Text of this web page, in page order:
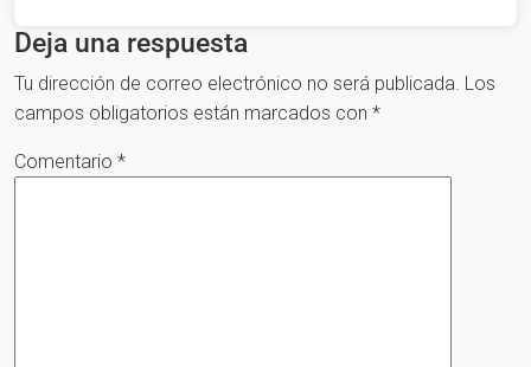
Deja una respuesta
Tu dirección de correo electrónico no será publicada. Los
campos obligatorios están marcados con *
Comentario *